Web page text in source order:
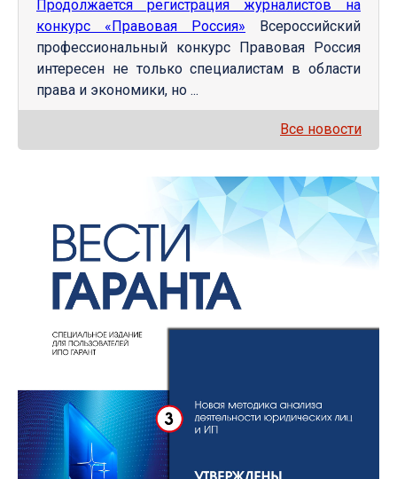
Продолжается регистрация журналистов на
конкурс «Правовая Россия» Всероссийский
профессиональный конкурс Правовая Россия
интересен не только специалистам в области
права и экономики, но ...
Все новости